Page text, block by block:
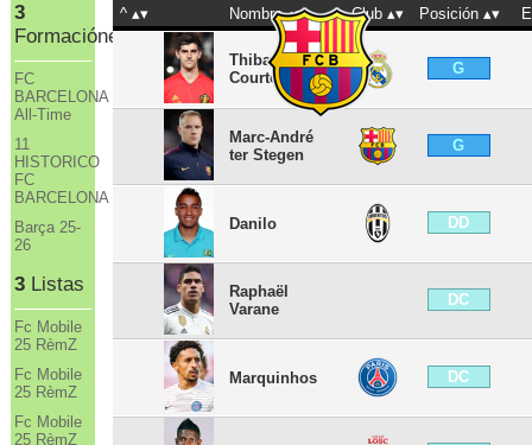
3
Formaciónes
FC
BARCELONA
All-Time
11
HISTORICO
FC
BARCELONA
Barça 25-
26
3Listas
Fc Mobile
25 RèmZ
Fc Mobile
25 RèmZ
Fc Mobile
25 RèmZ
^ Nombre Club Posición
Thibaut
Courtois
G
Marc-André
ter Stegen
G
Danilo DD
Raphaël
Varane
DC
Marquinhos DC